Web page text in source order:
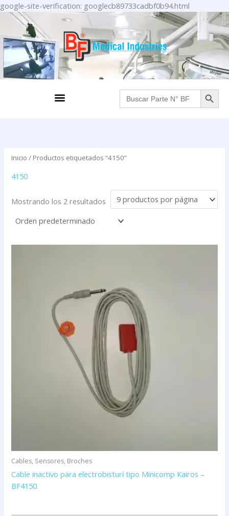
google-site-verification: googlecb89733cadbf0b94.html
al
contenido
Menu Buscar: BOTÓN DE
Inicio / Productos etiquetados “4150”
4150
Mostrando los 2 resultados
Cables, Sensores, Broches
Cable inactivo para electrobisturí tipo Minicomp Kairos –
BF4150.